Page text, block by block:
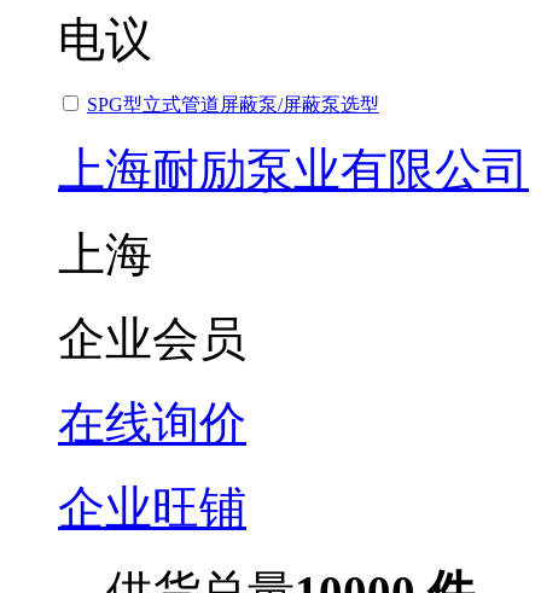
电议
SPG型立式管道屏蔽泵/屏蔽泵选型
上海耐励泵业有限公司
上海
企业会员
在线询价
企业旺铺